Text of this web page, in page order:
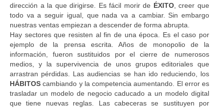
dirección a la que dirigirse. Es fácil morir de ÉXITO, creer que
todo va a seguir igual, que nada va a cambiar. Sin embargo
nuestras ventas empiezan a descender de forma abrupta.
Hay sectores que resisten al fin de una época. Es el caso por
ejemplo de la prensa escrita. Años de monopolio de la
información, fueron sustituidos por el cierre de numerosos
medios, y la supervivencia de unos grupos editoriales que
arrastran pérdidas. Las audiencias se han ido reduciendo, los
HÁBITOS cambiando y la competencia aumentando. El error es
trasladar un modelo de negocio caducado a un modelo digital
que tiene nuevas reglas. Las cabeceras se sustituyen por